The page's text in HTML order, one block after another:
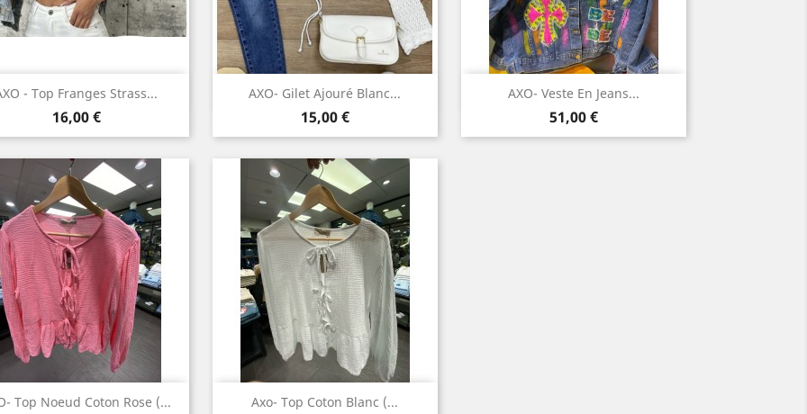
- Top Franges Strass...
Prix
16,00 €
Aperçu rapide AXO- Gilet Ajouré Blanc...
Prix
15,00 €
Aperçu rapide AXO- Veste En Jeans...
Prix
51,00 €
Aperçu rapide
Top Noeud Coton Rose (...
 Aperçu rapide Axo- Top Coton Blanc (...
Aperçu rapide